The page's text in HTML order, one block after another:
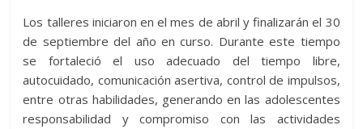
Los talleres iniciaron en el mes de abril y finalizarán el 30
de septiembre del año en curso. Durante este tiempo
se fortaleció el uso adecuado del tiempo libre,
autocuidado, comunicación asertiva, control de impulsos,
entre otras habilidades, generando en las adolescentes
responsabilidad y compromiso con las actividades